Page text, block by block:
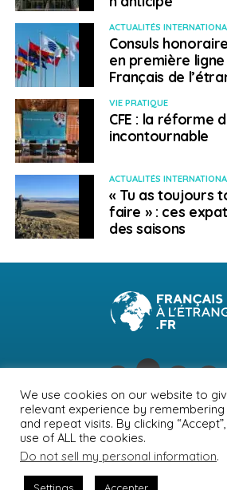
ACTUALITÉS
Consuls
en première
Français de
VIE PRATIQUE
CFE : la réforme
incontournable
ACTUALITÉS
« Tu as toujours
faire » : ces
des saisons
NEWSLETTER PUBLICITÉ CONTACTS
POLITIQUE DE
We use cookies on our website to
relevant experience by
and repeat visits. By clicking
use of ALL the cookies.
Do not sell my personal information.